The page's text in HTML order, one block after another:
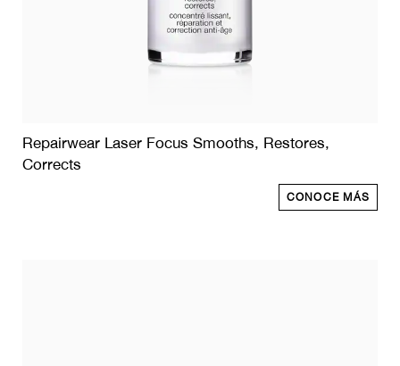
Repairwear Laser Focus Smooths, Restores,
Corrects
CONOCE MÁS